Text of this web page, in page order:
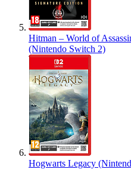
Hitman – World of
(Nintendo Switch 2)
Hogwarts Legacy